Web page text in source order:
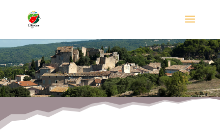
Démarches Administratives